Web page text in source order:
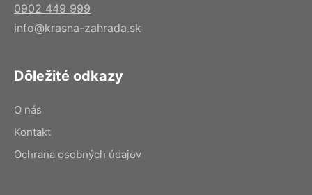
0902 449 999
info@krasna-zahrada.sk
Dôležité odkazy
O nás
Kontakt
Ochrana osobných údajov